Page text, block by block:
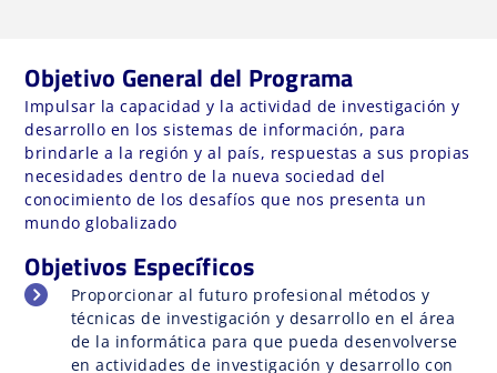
Objetivo General del Programa
Impulsar la capacidad y la actividad de investigación y
desarrollo en los sistemas de información, para
brindarle a la región y al país, respuestas a sus propias
necesidades dentro de la nueva sociedad del
conocimiento de los desafíos que nos presenta un
mundo globalizado
Objetivos Específicos
Proporcionar al futuro profesional métodos y
técnicas de investigación y desarrollo en el área
de la informática para que pueda desenvolverse
en actividades de investigación y desarrollo con